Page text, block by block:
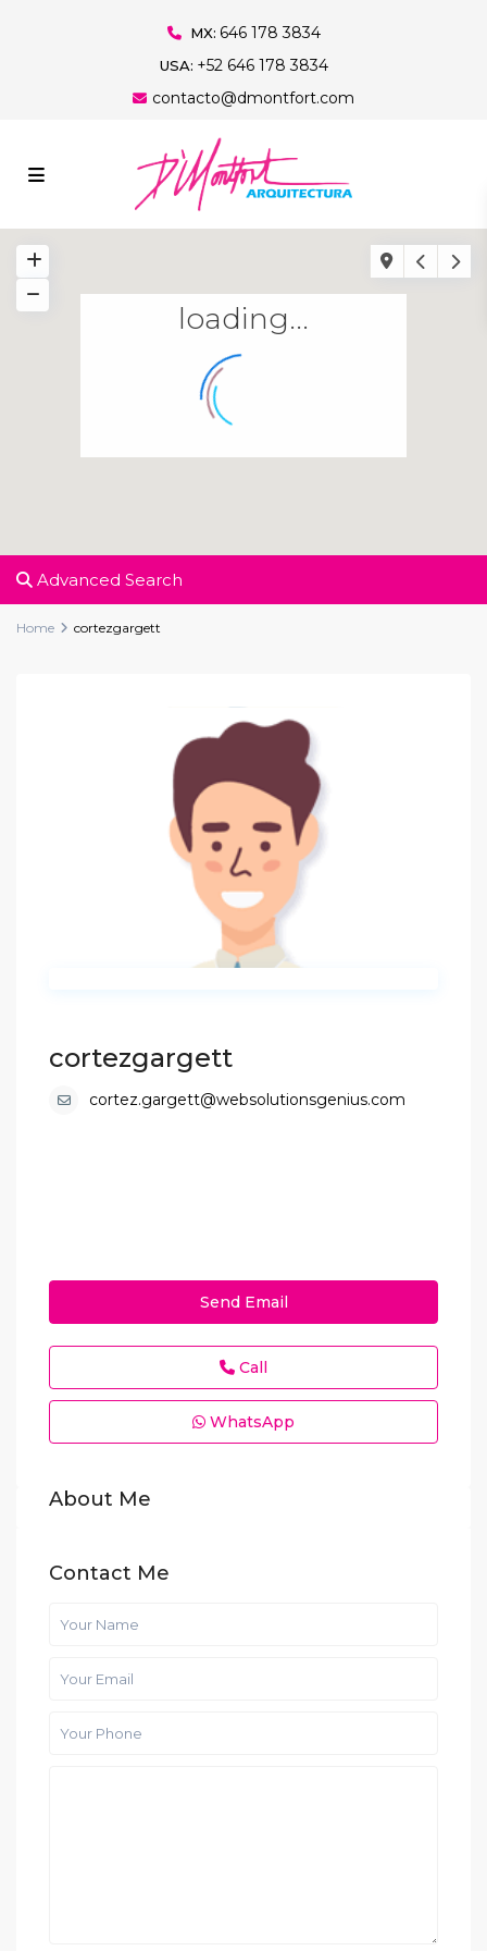
MX: 646 178 3834
USA: +52 646 178 3834
contacto@dmontfort.com
loading...
Advanced Search
Home cortezgargett
cortezgargett
cortez.gargett@websolutionsgenius.com
Send Email
Call
WhatsApp
About Me
Contact Me